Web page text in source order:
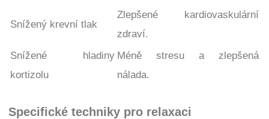
Snížený krevní tlak
Zlepšené kardiovaskulární
zdraví.
Snížené hladiny
kortizolu
Méně stresu a zlepšená
nálada.
Specifické techniky pro relaxaci